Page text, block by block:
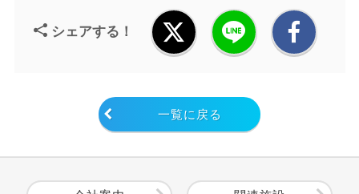
シェアする！
一覧に戻る